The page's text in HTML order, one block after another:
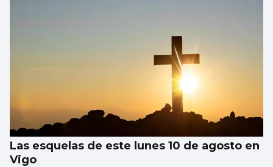
Las esquelas de este lunes 10 de agosto en
Vigo